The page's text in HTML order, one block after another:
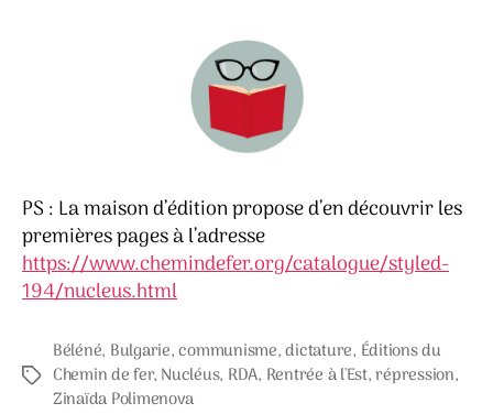
PS : La maison d’édition propose d’en découvrir les
premières pages à l’adresse
https://www.chemindefer.org/catalogue/styled-
194/nucleus.html
Étiquettes
Béléné, Bulgarie,communisme,dictature, Éditions du
Chemin de fer, Nucléus, RDA, Rentrée à l'Est,répression,
Zinaïda Polimenova